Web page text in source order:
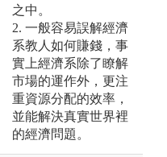
之中。
2. 一般容易誤解經濟
系教人如何賺錢，事
實上經濟系除了瞭解
市場的運作外，更注
重資源分配的效率，
並能解決真實世界裡
的經濟問題。